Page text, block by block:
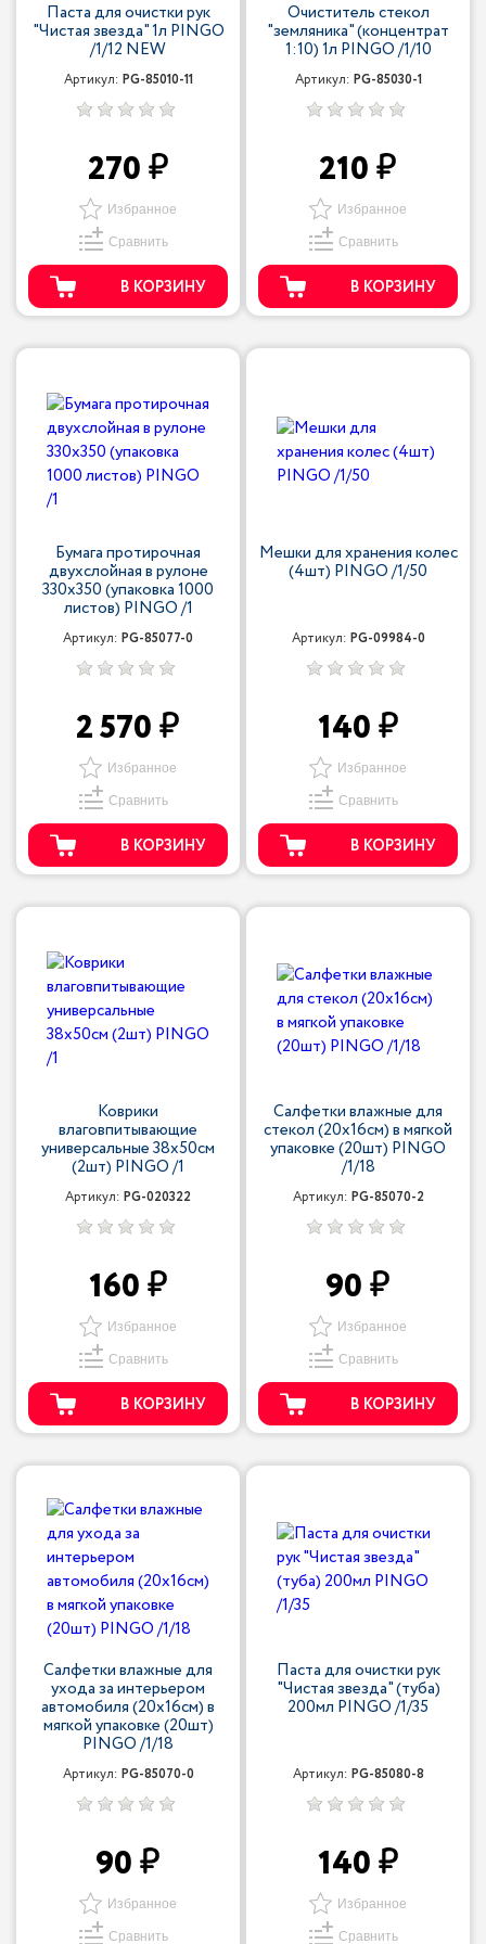
Паста для очистки рук
"Чистая звезда" 1л PINGO
/1/12 NEW
Артикул: PG-85010-11
270
Избранное
Сравнить
В КОРЗИНУ
Очиститель стекол
"земляника" (концентрат
1:10) 1л PINGO /1/10
Артикул: PG-85030-1
210
Избранное
Сравнить
В КОРЗИНУ
Бумага протирочная
двухслойная в рулоне
330х350 (упаковка 1000
листов) PINGO /1
Артикул: PG-85077-0
2 570
Избранное
Сравнить
В КОРЗИНУ
Мешки для хранения колес
(4шт) PINGO /1/50
Артикул: PG-09984-0
140
Избранное
Сравнить
В КОРЗИНУ
Коврики
влаговпитывающие
универсальные 38x50см
(2шт) PINGO /1
Артикул: PG-020322
160
Избранное
Сравнить
В КОРЗИНУ
Салфетки влажные для
стекол (20х16см) в мягкой
упаковке (20шт) PINGO
/1/18
Артикул: PG-85070-2
90
Избранное
Сравнить
В КОРЗИНУ
Салфетки влажные для
ухода за интерьером
автомобиля (20х16см) в
мягкой упаковке (20шт)
PINGO /1/18
Артикул: PG-85070-0
90
Избранное
Сравнить
Паста для очистки рук
"Чистая звезда" (туба)
200мл PINGO /1/35
Артикул: PG-85080-8
140
Избранное
Сравнить